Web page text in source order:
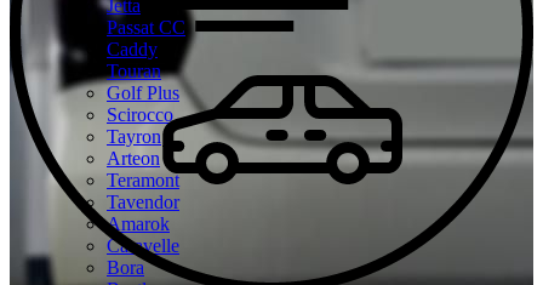
Jetta
Passat CC
Caddy
Touran
Golf Plus
Scirocco
Tayron
Arteon
Teramont
Tavendor
Amarok
Caravelle
Bora